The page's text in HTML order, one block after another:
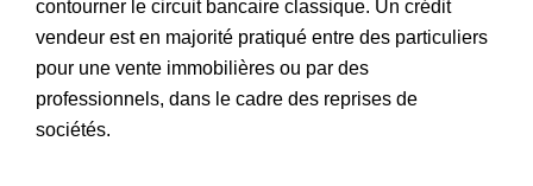
contourner le circuit bancaire classique. Un crédit
vendeur est en majorité pratiqué entre des particuliers
pour une vente immobilières ou par des
professionnels, dans le cadre des reprises de
sociétés.